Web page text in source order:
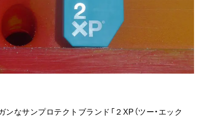
なサンプロテクトブランド「２XP（ツー・エック